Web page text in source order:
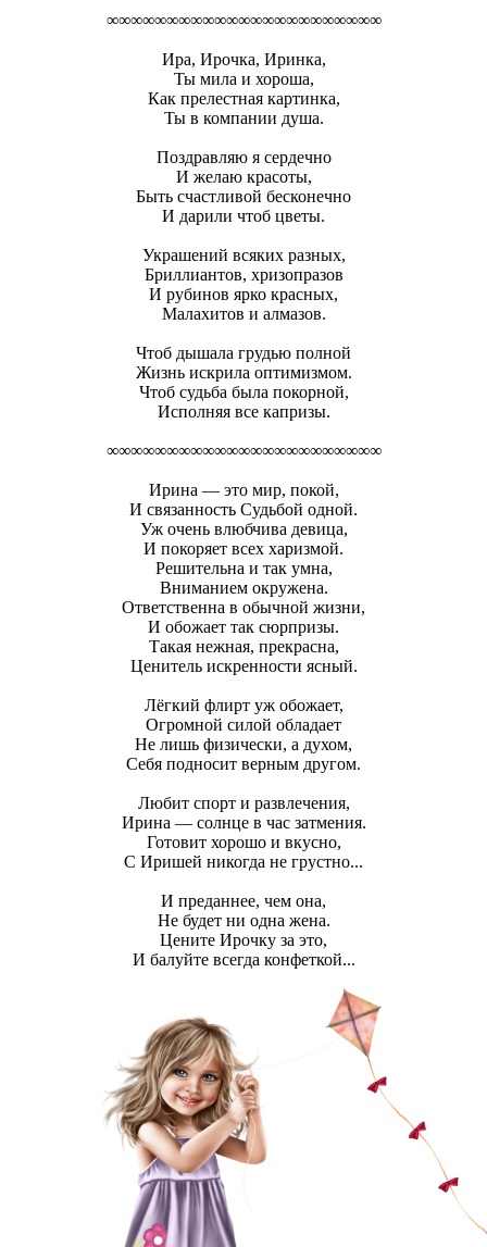
∞∞∞∞∞∞∞∞∞∞∞∞∞∞∞∞∞∞∞∞∞∞∞
Ира, Ирочка, Иринка,
Ты мила и хороша,
Как прелестная картинка,
Ты в компании душа.
Поздравляю я сердечно
И желаю красоты,
Быть счастливой бесконечно
И дарили чтоб цветы.
Украшений всяких разных,
Бриллиантов, хризопразов
И рубинов ярко красных,
Малахитов и алмазов.
Чтоб дышала грудью полной
Жизнь искрила оптимизмом.
Чтоб судьба была покорной,
Исполняя все капризы.
∞∞∞∞∞∞∞∞∞∞∞∞∞∞∞∞∞∞∞∞∞∞∞
Ирина — это мир, покой,
И связанность Судьбой одной.
Уж очень влюбчива девица,
И покоряет всех харизмой.
Решительна и так умна,
Вниманием окружена.
Ответственна в обычной жизни,
И обожает так сюрпризы.
Такая нежная, прекрасна,
Ценитель искренности ясный.
Лёгкий флирт уж обожает,
Огромной силой обладает
Не лишь физически, а духом,
Себя подносит верным другом.
Любит спорт и развлечения,
Ирина — солнце в час затмения.
Готовит хорошо и вкусно,
С Иришей никогда не грустно...
И преданнее, чем она,
Не будет ни одна жена.
Цените Ирочку за это,
И балуйте всегда конфеткой...